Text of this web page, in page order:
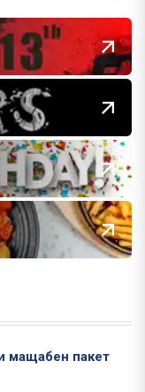
мащабен пакет